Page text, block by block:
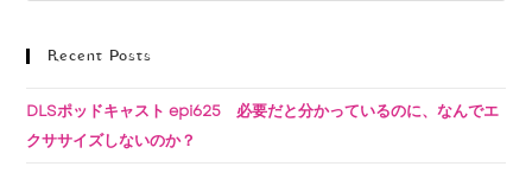
Recent Posts
DLSポッドキャスト epi625 必要だと分かっているのに、なんでエ
クササイズしないのか？